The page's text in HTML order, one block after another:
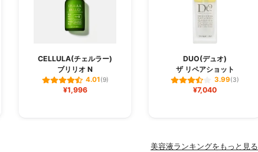
CELLULA(チェルラー)
ブリリオ N
4.01(9)
¥1,996
DUO(デュオ)
ザ リペアショット
3.99(3)
¥7,040
美容液ランキングをもっと見る